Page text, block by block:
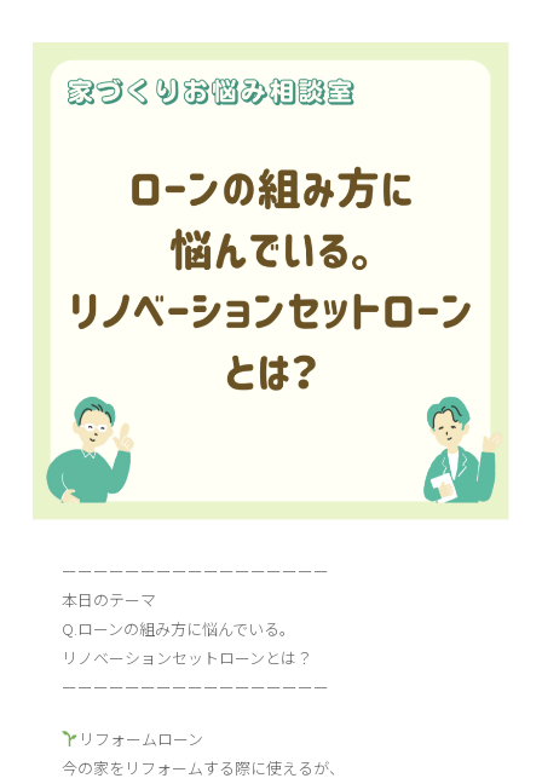
ーーーーーーーーーーーーーーーーー
本日のテーマ
Q.ローンの組み方に悩んでいる。
リノベーションセットローンとは？
ーーーーーーーーーーーーーーーーー
リフォームローン
今の家をリフォームする際に使えるが、